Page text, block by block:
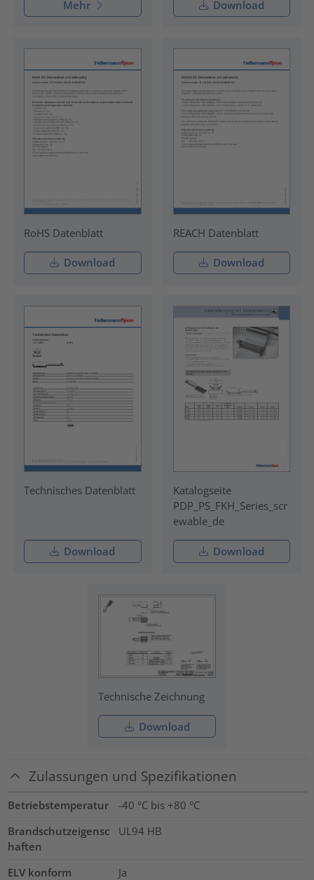
Mehr Download
RoHS Datenblatt
Download
REACH Datenblatt
Download
Technisches Datenblatt
Download
Katalogseite
PDP_PS_FKH_Series_scr
ewable_de
Download
Technische Zeichnung
Download
Zulassungen und Spezifikationen
Betriebstemperatur
-40 °C bis +80 °C
Brandschutzeigensc
haften
UL94 HB
ELV konform
Ja